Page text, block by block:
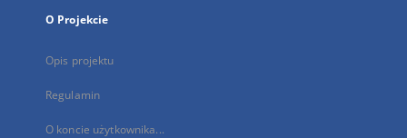
O Projekcie
Opis projektu
Regulamin
O koncie użytkownika...